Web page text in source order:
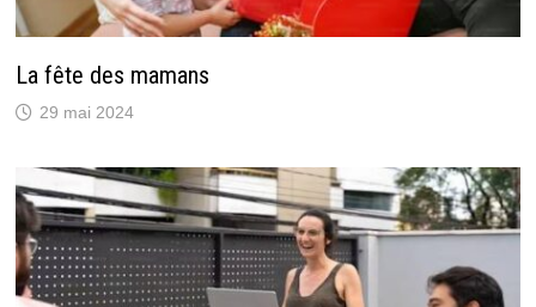
La fête des mamans
29 mai 2024